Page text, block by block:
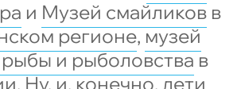
и Музей смайликов в
регионе,музей
и рыболовствав
. Ну, и, конечно, дети